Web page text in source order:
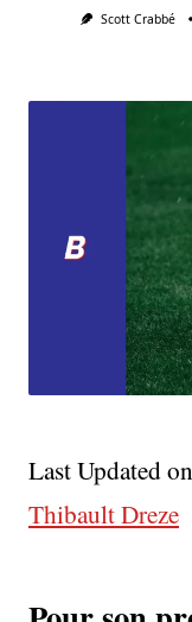
Scott Crabbé
Last Updated
Thibault Dreze